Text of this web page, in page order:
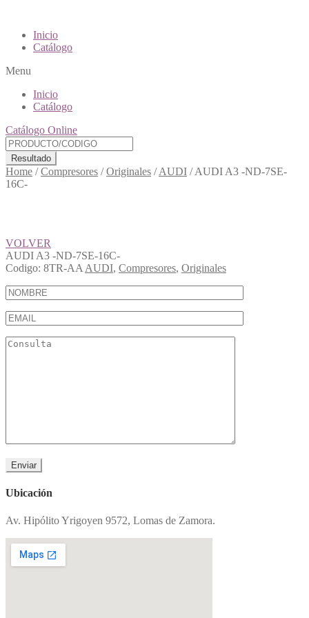
Inicio
Catálogo
Menu
Inicio
Catálogo
Catálogo Online
Resultado
Home /Compresores /Originales /AUDI /AUDI A3 -ND-7SE-
16C-
VOLVER
AUDI A3 -ND-7SE-16C-
Codigo: 8TR-AA AUDI, Compresores, Originales
Ubicación
Av. Hipólito Yrigoyen 9572, Lomas de Zamora.